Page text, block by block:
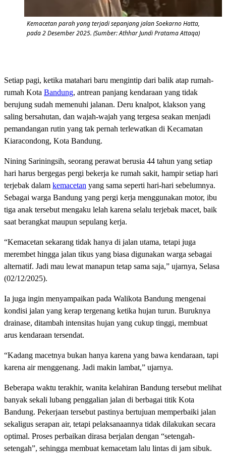
Kemacetan parah yang terjadi sepanjang jalan Soekarno Hatta,
pada 2 Desember 2025. (Sumber: Athhar Jundi Pratama Attaqa)
Setiap pagi, ketika matahari baru mengintip dari balik atap rumah-
rumah Kota Bandung, antrean panjang kendaraan yang tidak
berujung sudah memenuhi jalanan. Deru knalpot, klakson yang
saling bersahutan, dan wajah-wajah yang tergesa seakan menjadi
pemandangan rutin yang tak pernah terlewatkan di Kecamatan
Kiaracondong, Kota Bandung.
Nining Sariningsih, seorang perawat berusia 44 tahun yang setiap
hari harus bergegas pergi bekerja ke rumah sakit, hampir setiap hari
terjebak dalam kemacetan yang sama seperti hari-hari sebelumnya.
Sebagai warga Bandung yang pergi kerja menggunakan motor, ibu
tiga anak tersebut mengaku lelah karena selalu terjebak macet, baik
saat berangkat maupun sepulang kerja.
“Kemacetan sekarang tidak hanya di jalan utama, tetapi juga
merembet hingga jalan tikus yang biasa digunakan warga sebagai
alternatif. Jadi mau lewat manapun tetap sama saja,” ujarnya, Selasa
(02/12/2025).
Ia juga ingin menyampaikan pada Walikota Bandung mengenai
kondisi jalan yang kerap tergenang ketika hujan turun. Buruknya
drainase, ditambah intensitas hujan yang cukup tinggi, membuat
arus kendaraan tersendat.
“Kadang macetnya bukan hanya karena yang bawa kendaraan, tapi
karena air menggenang. Jadi makin lambat,” ujarnya.
Beberapa waktu terakhir, wanita kelahiran Bandung tersebut melihat
banyak sekali lubang penggalian jalan di berbagai titik Kota
Bandung. Pekerjaan tersebut pastinya bertujuan memperbaiki jalan
sekaligus serapan air, tetapi pelaksanaannya tidak dilakukan secara
optimal. Proses perbaikan dirasa berjalan dengan “setengah-
setengah”, sehingga membuat kemacetam lalu lintas di jam sibuk.